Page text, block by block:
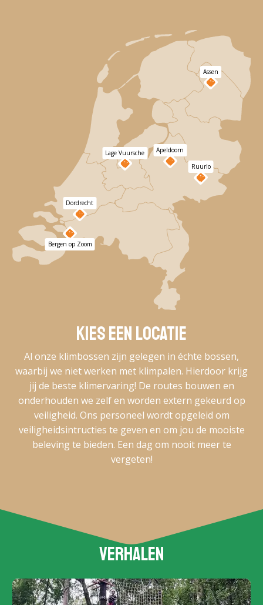
Kies een locatie
Al onze klimbossen zijn gelegen in échte bossen,
waarbij we niet werken met klimpalen. Hierdoor krijg
jij de beste klimervaring! De routes bouwen en
onderhouden we zelf en worden extern gekeurd op
veiligheid. Ons personeel wordt opgeleid om
veiligheidsintructies te geven en om jou de mooiste
beleving te bieden. Een dag om nooit meer te
vergeten!
Assen
Dordrecht
Bergen op Zoom
Apeldoorn
Lage Vuursche
Ruurlo
Verhalen